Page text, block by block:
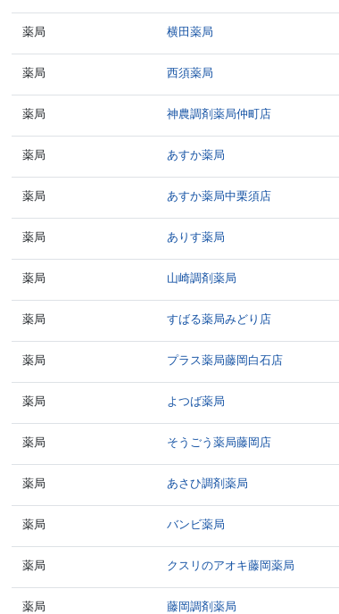
薬局 横田薬局
薬局 西須薬局
薬局 神農調剤薬局仲町店
薬局 あすか薬局
薬局 あすか薬局中栗須店
薬局 ありす薬局
薬局 山崎調剤薬局
薬局 すばる薬局みどり店
薬局 プラス薬局藤岡白石店
薬局 よつば薬局
薬局 そうごう薬局藤岡店
薬局 あさひ調剤薬局
薬局 バンビ薬局
薬局 クスリのアオキ藤岡薬局
薬局 藤岡調剤薬局